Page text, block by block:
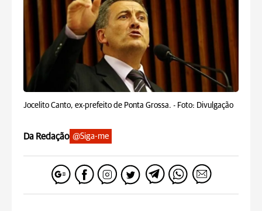
Jocelito Canto, ex-prefeito de Ponta Grossa. - Foto: Divulgação
Da Redação @Siga-me